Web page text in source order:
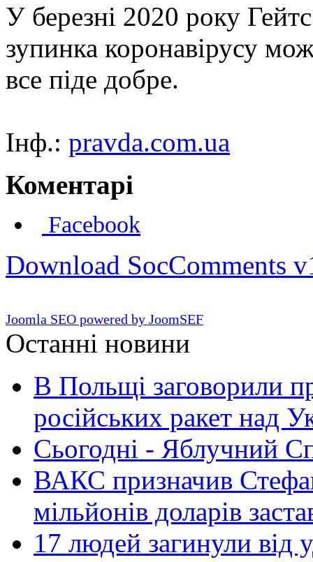
У березні 2020 року
зупинка коронавірусу
все піде добре.
Інф.: pravda.com.ua
Коментарі
Facebook
Download SocComments
Joomla SEO powered by JoomSEF
Останні новини
В Польщі заговорили
російських ракет над
Сьогодні - Яблучний
ВАКС призначив
мільйонів доларів
17 людей загинули від